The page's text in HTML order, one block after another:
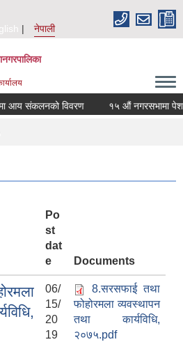
नेपाली
संकलनको विवरण १५ औं नगरसभामा पेश
Po
st
dat
e
Documents
06/
15/
20
19
8.सरसफाई तथा
फोहोरमला व्यवस्थापन
तथा कार्यविधि,
२०७५.pdf